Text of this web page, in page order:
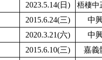
2023.5.14(日) 梧棲中
2015.6.24(三)
中
2020.3.21(六)
中
2015.6.10(三)
嘉義